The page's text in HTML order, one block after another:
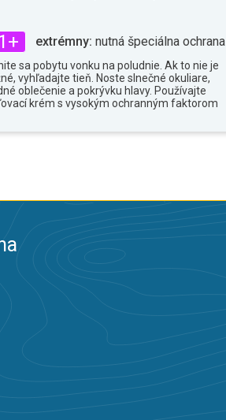
extrémny: nutná špeciálna ochrana
sa pobytu vonku na poludnie. Ak to nie je
vyhľadajte tieň. Noste slnečné okuliare,
oblečenie a pokrývku hlavy. Používajte
krém s vysokým ochranným faktorom